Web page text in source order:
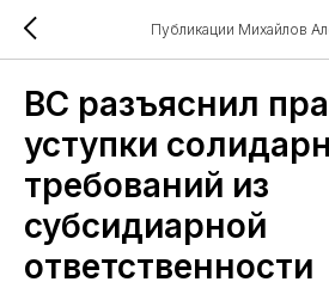
Публикации Михайлов
ВС разъяснил
уступки
требований из
субсидиарной
ответственности